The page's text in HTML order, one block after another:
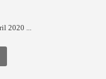
2020 ...